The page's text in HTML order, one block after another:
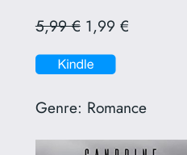
5,99 €1,99 €
Genre: Romance